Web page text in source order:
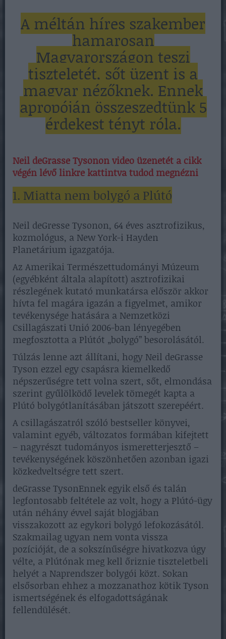
A méltán híres szakember
hamarosan
Magyarországon teszi
tiszteletét, sőt üzent is a
magyar nézőknek. Ennek
apropóján összeszedtünk 5
érdekest tényt róla.
Neil deGrasse Tysonon video üzenetét a cikk
végén lévő linkre kattintva tudod megnézni
1. Miatta nem bolygó a Plútó
Neil deGresse Tysonon, 64 éves asztrofizikus,
kozmológus, a New York-i Hayden
Planetárium igazgatója.
Az Amerikai Természettudományi Múzeum
(egyébként általa alapított) asztrofizikai
részlegének kutató munkatársa először akkor
hívta fel magára igazán a figyelmet, amikor
tevékenysége hatására a Nemzetközi
Csillagászati Unió 2006-ban lényegében
megfosztotta a Plútót „bolygó” besorolásától.
Túlzás lenne azt állítani, hogy Neil deGrasse
Tyson ezzel egy csapásra kiemelkedő
népszerűségre tett volna szert, sőt, elmondása
szerint gyűlölködő levelek tömegét kapta a
Plútó bolygótlanításában játszott szerepéért.
A csillagászatról szóló bestseller könyvei,
valamint egyéb, változatos formában kifejtett
– nagyrészt tudományos ismeretterjesztő –
tevékenységének köszönhetően azonban igazi
közkedveltségre tett szert.
deGrasse TysonEnnek egyik első és talán
legfontosabb feltétele az volt, hogy a Plútó-ügy
után néhány évvel saját blogjában
visszakozott az egykori bolygó lefokozásától.
Szakmailag ugyan nem vonta vissza
pozícióját, de a sokszínűségre hivatkozva úgy
vélte, a Plútónak meg kell őriznie tiszteletbeli
helyét a Naprendszer bolygói közt. Sokan
elsősorban ehhez a mozzanathoz kötik Tyson
ismertségének és elfogadottságának
fellendülését.